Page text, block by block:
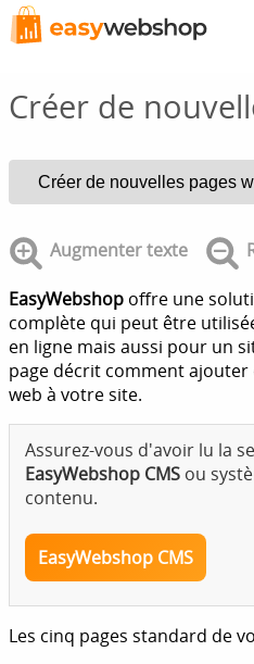
Créer de
Augmenter texte
EasyWebshop offre une
complète qui peut être
en ligne mais aussi pour un
page décrit comment ajouter
web à votre site.
Assurez-vous d'avoir lu la
EasyWebshop CMS ou
contenu.
EasyWebshop CMS
Les cinq pages standard de